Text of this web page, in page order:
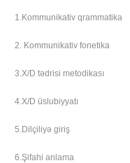
1.Kommunikativ qrammatika
2. Kommunikativ fonetika
3.X/D tədrisi metodikası
4.X/D üslubiyyatı
5.Dilçiliyə giriş
6.Şifahi anlama